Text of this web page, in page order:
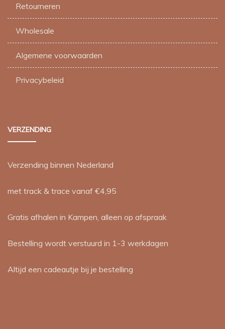
Retourneren
Wholesale
Algemene voorwaarden
Privacybeleid
VERZENDING
Verzending binnen Nederland
met track & trace vanaf €4,95
Gratis afhalen in Kampen, alleen op afspraak
Bestelling wordt verstuurd in 1-3 werkdagen
Altijd een cadeautje bij je bestelling